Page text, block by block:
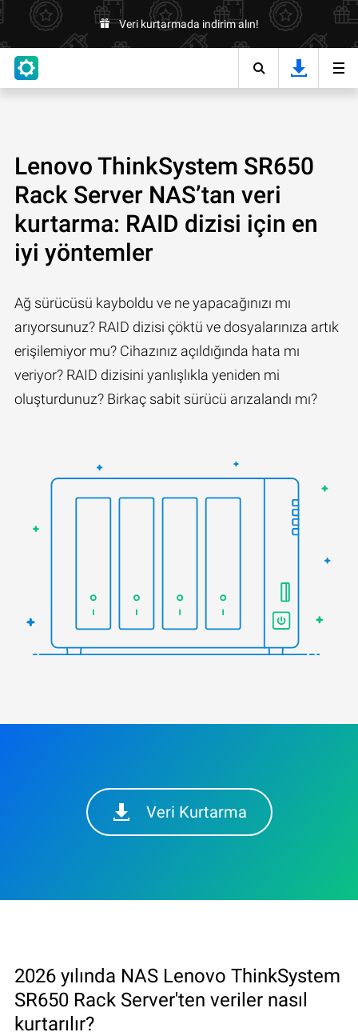
Veri kurtarmada indirim alın!
Lenovo ThinkSystem SR650
Rack Server NAS’tan veri
kurtarma: RAID dizisi için en
iyi yöntemler
Ağ sürücüsü kayboldu ve ne yapacağınızı mı
arıyorsunuz? RAID dizisi çöktü ve dosyalarınıza artık
erişilemiyor mu? Cihazınız açıldığında hata mı
veriyor? RAID dizisini yanlışlıkla yeniden mi
oluşturdunuz? Birkaç sabit sürücü arızalandı mı?
Veri Kurtarma
2026 yılında NAS Lenovo ThinkSystem
SR650 Rack Server'ten veriler nasıl
kurtarılır?